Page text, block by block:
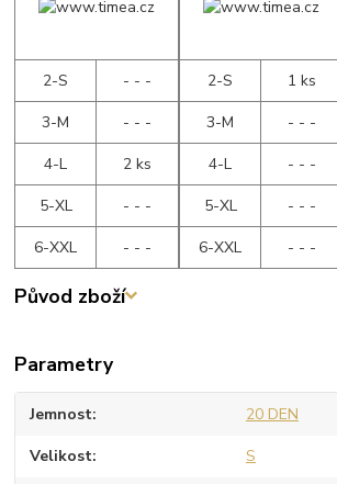
2-S
- - -
3-M
- - -
4-L
2 ks
5-XL
- - -
6-XXL
- - -
2-S
1 ks
3-M
- - -
4-L
- - -
5-XL
- - -
6-XXL
- - -
Původ zboží
Parametry
Jemnost 20 DEN
Velikost S